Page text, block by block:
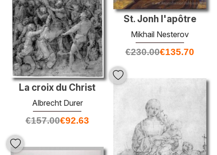
St. Jonh l'apôtre
Mikhail Nesterov
€230.00€135.70
La croix du Christ
Albrecht Durer
€157.00€92.63